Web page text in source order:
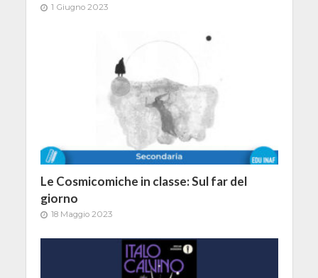
1 Giugno 2023
Le Cosmicomiche in classe: Sul far del
giorno
18 Maggio 2023